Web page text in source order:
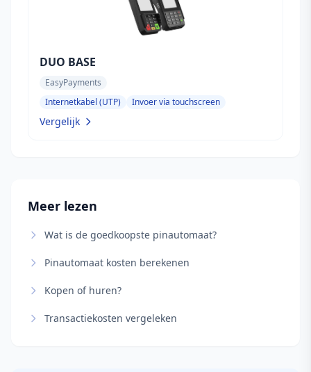
DUO BASE
EasyPayments
Internetkabel (UTP)
Invoer via touchscreen
Vergelijk
Meer lezen
Wat is de goedkoopste pinautomaat?
Pinautomaat kosten berekenen
Kopen of huren?
Transactiekosten vergeleken